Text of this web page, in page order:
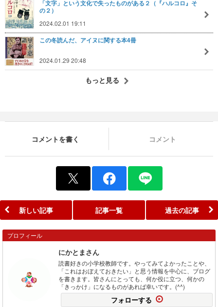
「文字」という文化で失ったものがある２（『ハルコロ』そ
の２）
2024.02.01 19:11
この冬読んだ、アイヌに関する本4冊
2024.01.29 20:48
もっと見る
コメントを書く コメント
新しい記事 記事一覧 過去の記事
プロフィール
にかとまさん
読書好きの小学校教師です。やってみてよかったことや、
「これはおぼえておきたい」と思う情報を中心に、ブログ
を書きます。皆さんにとっても、何か役に立つ、何かの
「きっかけ」になるものがあれば幸いです。(^^)
フォローする